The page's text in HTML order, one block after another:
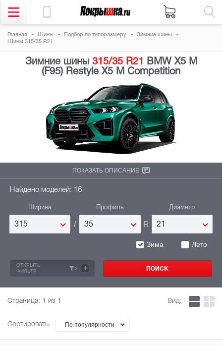
Главная Шины Подбор по типоразмеру
Зимние шины
Шины 315/35 R21
Зимние шины 315/35 R21
BMW X5 M
(F95) Restyle X5 M Competition
ПОКАЗАТЬ ОПИСАНИЕ
Найдено моделей: 16
Ширина
315 /
Профиль
35 R
Диаметр
21
Зима Лето
ОТКРЫТЬ
ФИЛЬТР
2 +
Страница: 1 из 1
Сортировать: По популярности
Вид: